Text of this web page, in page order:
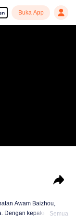
Buka App
Awam Baizhou,
Dengan kepakarannya
Semua